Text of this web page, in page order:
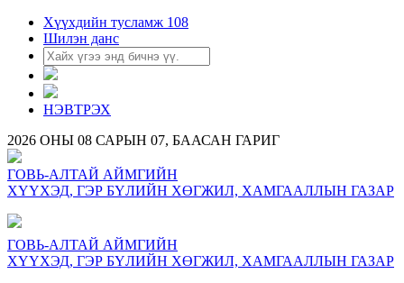
Хүүхдийн тусламж 108
Шилэн данс
НЭВТРЭХ
2026 ОНЫ 08 САРЫН 07, БААСАН ГАРИГ
ГОВЬ-АЛТАЙ АЙМГИЙН
ХҮҮХЭД, ГЭР БҮЛИЙН ХӨГЖИЛ, ХАМГААЛЛЫН ГАЗАР
ГОВЬ-АЛТАЙ АЙМГИЙН
ХҮҮХЭД, ГЭР БҮЛИЙН ХӨГЖИЛ, ХАМГААЛЛЫН ГАЗАР